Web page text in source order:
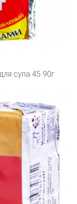
супа 45 90г